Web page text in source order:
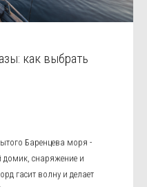
как выбрать
Баренцева моря -
снаряжение и
гасит волну и делает